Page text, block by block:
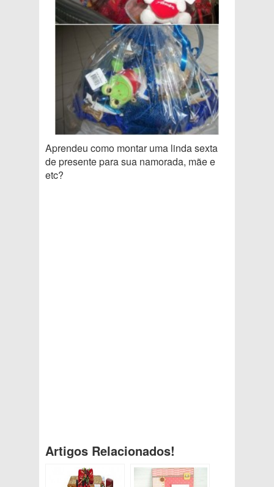
Aprendeu como montar uma linda sexta
de presente para sua namorada, mãe e
etc?
Artigos Relacionados!